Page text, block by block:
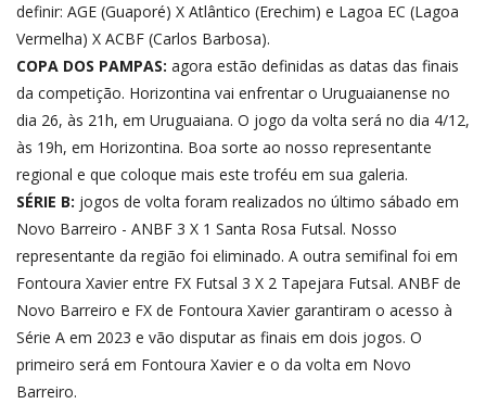
definir: AGE (Guaporé) X Atlântico (Erechim) e Lagoa EC (Lagoa
Vermelha) X ACBF (Carlos Barbosa).
COPA DOS PAMPAS: agora estão definidas as datas das finais
da competição. Horizontina vai enfrentar o Uruguaianense no
dia 26, às 21h, em Uruguaiana. O jogo da volta será no dia 4/12,
às 19h, em Horizontina. Boa sorte ao nosso representante
regional e que coloque mais este troféu em sua galeria.
SÉRIE B: jogos de volta foram realizados no último sábado em
Novo Barreiro - ANBF 3 X 1 Santa Rosa Futsal. Nosso
representante da região foi eliminado. A outra semifinal foi em
Fontoura Xavier entre FX Futsal 3 X 2 Tapejara Futsal. ANBF de
Novo Barreiro e FX de Fontoura Xavier garantiram o acesso à
Série A em 2023 e vão disputar as finais em dois jogos. O
primeiro será em Fontoura Xavier e o da volta em Novo
Barreiro.